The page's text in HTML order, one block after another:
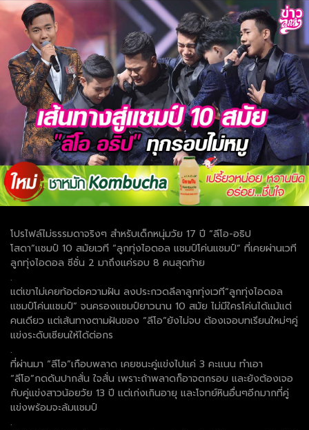
โปรไฟล์ไม่ธรรมดาจริงๆ สำหรับเด็กหนุ่มวัย 17 ปี “ลีโอ-อธิป
โสดา”แชมป์ 10 สมัยเวที “ลูกทุ่งไอดอล แชมป์โค่นแชมป์” ที่เคยผ่านเวที
ลูกทุ่งไอดอล ซีซั่น 2 มาถึงแค่รอบ 8 คนสุดท้าย
.
แต่เขาไม่เคยท้อต่อความฝัน ลงประกวดลีลาลูกทุ่งเวที“ลูกทุ่งไอดอล
แชมป์โค่นแชมป์” จนครองแชมป์ยาวนาน 10 สมัย ไม่มีใครโค่นได้แม้แต่
คนเดียว แต่เส้นทางตามฝันของ “ลีโอ”ยังไม่จบ ต้องเจอบทเรียนใหม่ๆคู่
แข่งระดับเซียนให้ได้ต่อกร
.
ที่ผ่านมา “ลีโอ”เกือบพลาด เคยชนะคู่แข่งไปแค่ 3 คะแนน ทำเอา
“ลีโอ”กดดันปากสั่น ใจสั่น เพราะถ้าพลาดก็อาจตกรอบ และยังต้องเจอ
กับคู่แข่งสาวน้อยวัย 13 ปี แต่เก่งเกินอายุ และโจทย์หินอื่นๆอีกมากที่คู่
แข่งพร้อมจะล้มแชมป์
.